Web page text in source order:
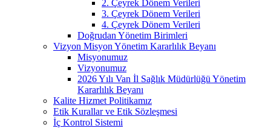
2. Çeyrek Dönem Verileri
3. Çeyrek Dönem Verileri
4. Çeyrek Dönem Verileri
Doğrudan Yönetim Birimleri
Vizyon Misyon Yönetim Kararlılık Beyanı
Misyonumuz
Vizyonumuz
2026 Yılı Van İl Sağlık Müdürlüğü Yönetim
Kararlılık Beyanı
Kalite Hizmet Politikamız
Etik Kurallar ve Etik Sözleşmesi
İç Kontrol Sistemi